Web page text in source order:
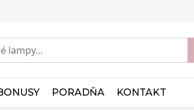
PORADŇA KONTAKT